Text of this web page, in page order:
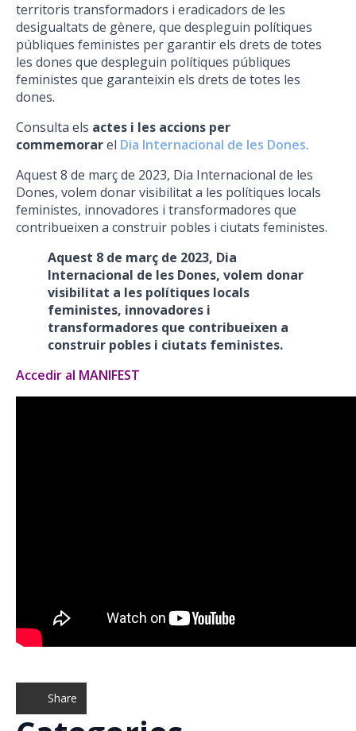
territoris transformadors i eradicadors de les
desigualtats de gènere, que despleguin polítiques
públiques feministes per garantir els drets de totes
les dones que despleguin polítiques públiques
feministes que garanteixin els drets de totes les
dones.
Consulta els actes i les accions per
commemorarel Dia Internacional de les Dones.
Aquest 8 de març de 2023, Dia Internacional de les
Dones, volem donar visibilitat a les polítiques locals
feministes, innovadores i transformadores que
contribueixen a construir pobles i ciutats feministes.
Aquest 8 de març de 2023, Dia
Internacional de les Dones, volem donar
visibilitat a les polítiques locals
feministes, innovadores i
transformadores que contribueixen a
construir pobles i ciutats feministes.
Accedir al MANIFEST
Share